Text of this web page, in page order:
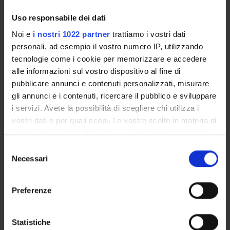
Uso responsabile dei dati
Noi e i nostri 1022 partner trattiamo i vostri dati
personali, ad esempio il vostro numero IP, utilizzando
tecnologie come i cookie per memorizzare e accedere
alle informazioni sul vostro dispositivo al fine di
pubblicare annunci e contenuti personalizzati, misurare
gli annunci e i contenuti, ricercare il pubblico e sviluppare
i servizi. Avete la possibilità di scegliere chi utilizza i
vostri dati e per quali scopi. Le vostre scelte in materia di
privacy sono applicabili solo su questa proprietà digitale
modificare o revocare il proprio consenso in qualsiasi
momento dalla Dichiarazione sui cookie o facendo clic
raccogliere informazioni sulla tua posizione
delNecessari
Preferenze
Statistiche
sonno. I risultati saranno quindi estesi a soggetti con
patologia degenerativa
ENTI FINANZIATORI:
Finanziamento:assegnato e gestito dal Dipartimento
Incaricato alla ricerca
Neurologia